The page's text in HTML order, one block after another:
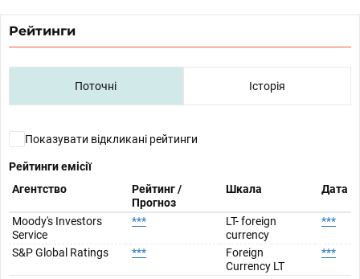
Рейтинги
Поточні Історія
Показувати відкликані рейтинги
Рейтинги емісії
Агентство
Рейтинг /
Прогноз
Шкала Дата
Moody's Investors
Service
***
LT- foreign
currency
***
S&P Global Ratings ***
Foreign
Currency LT
***